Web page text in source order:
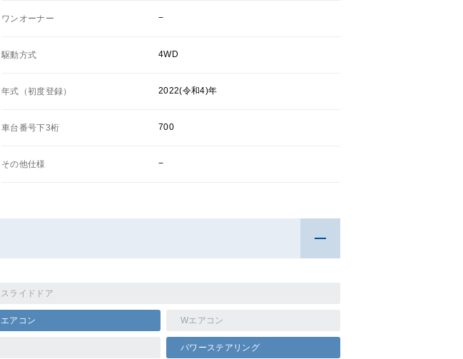
ワンオーナー −
駆動方式 4WD
年式（初度登録） 2022(令和4)年
車台番号下3桁 700
その他仕様 −
スライドドア
エアコン Wエアコン
パワーステアリング